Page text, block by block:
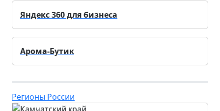
Яндекс 360 для бизнеса
Арома-Бутик
Регионы России